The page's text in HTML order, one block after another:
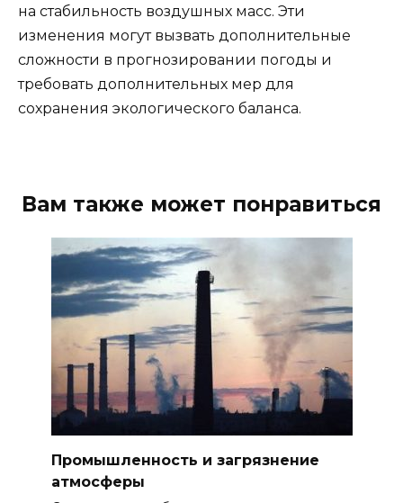
на стабильность воздушных масс. Эти
изменения могут вызвать дополнительные
сложности в прогнозировании погоды и
требовать дополнительных мер для
сохранения экологического баланса.
Вам также может понравиться
Промышленность и загрязнение
атмосферы